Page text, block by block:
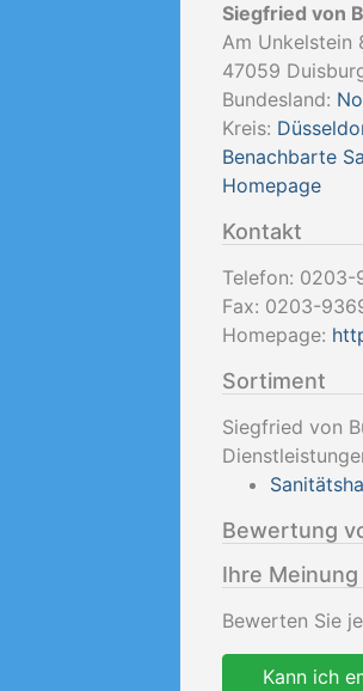
Siegfried von
Am Unkelstein
47059
Bundesland:
Kreis:
Benachbarte
Homepage
Kontakt
Telefon: 0203-
Fax: 0203-
Homepage:
Sortiment
Siegfried von
Bewertung
Ihre
Bewerten Sie
Kann ich